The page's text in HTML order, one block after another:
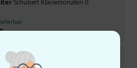
Smetana Polkas